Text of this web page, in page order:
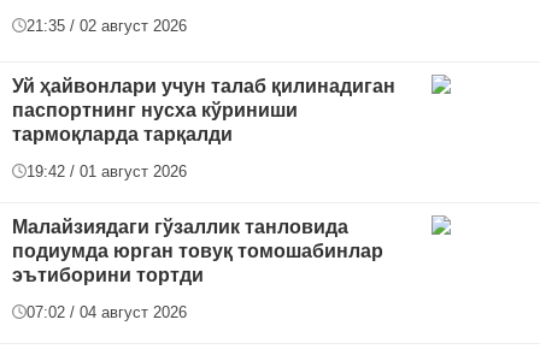
21:35 / 02 август 2026
Уй ҳайвонлари учун талаб қилинадиган
паспортнинг нусха кўриниши
тармоқларда тарқалди
19:42 / 01 август 2026
Малайзиядаги гўзаллик танловида
подиумда юрган товуқ томошабинлар
эътиборини тортди
07:02 / 04 август 2026